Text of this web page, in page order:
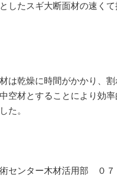
としたスギ大断面材の速く
は乾燥に時間がかかり、割
空材とすることにより効
た。
センター木材活用部 ０７